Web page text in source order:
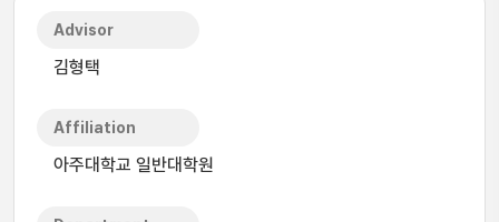
Advisor
김형택
Affiliation
아주대학교 일반대학원